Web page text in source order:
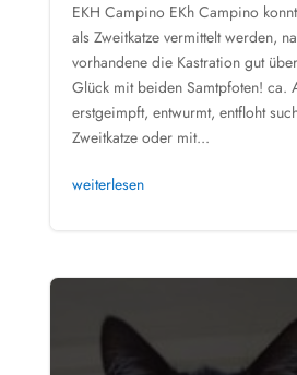
EKH Campino EKh Campino
als Zweitkatze vermittelt werden,
vorhandene die Kastration gut
Glück mit beiden Samtpfoten! ca.
erstgeimpft, entwurmt, entfloht
Zweitkatze oder mit...
weiterlesen